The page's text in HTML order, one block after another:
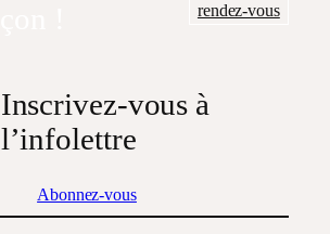
rendez-vous
Inscrivez-vous à
l’infolettre
Abonnez-vous